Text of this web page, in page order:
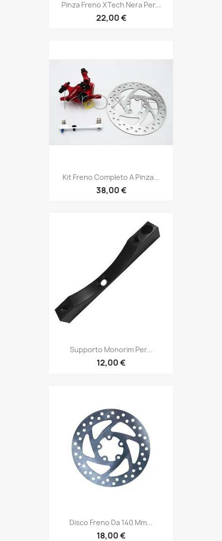
Pinza Freno XTech Nera Per...
22,00 €
Kit Freno Completo A Pinza...
38,00 €
Supporto Monorim Per...
12,00 €
Disco Freno Da 140 Mm...
18,00 €